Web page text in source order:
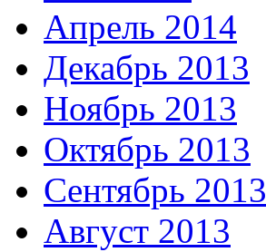
Апрель 2014
Декабрь 2013
Ноябрь 2013
Октябрь 2013
Сентябрь 2013
Август 2013